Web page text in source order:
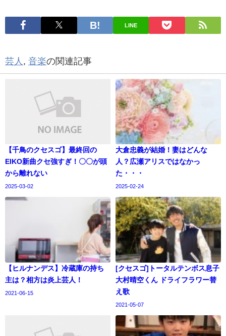
LINE
芸人 , 音楽の関連記事
【千鳥のクセスゴ】最終回の
EIKO新曲クセ強すぎ！〇〇が頭
から離れない
2025-03-02
大倉忠義が結婚！妻はどんな
人？広瀬アリスではなかっ
た・・・
2025-02-24
【ヒルナンデス】冷蔵庫の持ち
主は？相方は炎上芸人！
2021-06-15
[クセスゴ]トータルテンボス息子
大村晴空くん ドライフラワー替
え歌
2021-05-07